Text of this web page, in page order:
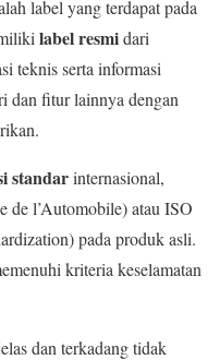
label yang terdapat pada
label resmidari
teknis serta informasi
dan fitur lainnya dengan
standarinternasional,
de l’Automobile) atau ISO
pada produk asli.
kriteria keselamatan
dan terkadang tidak